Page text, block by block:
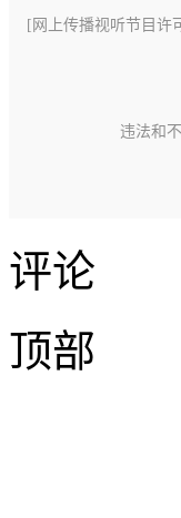
[ 网上传播视听节目许
违法和
评论
顶部